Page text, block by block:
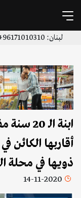
لبنان: 96171010310+ ديربورن: 13137751171+ | 13136996923+
ابنة
أقاربها الكائن
ذويها في محلة
14-11-2020